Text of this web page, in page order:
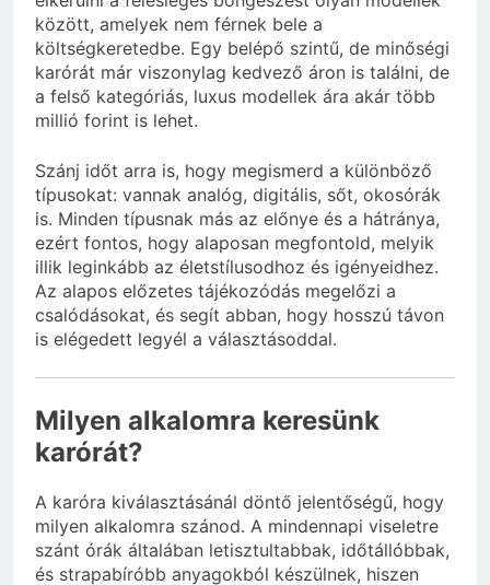
között, amelyek nem férnek bele a
költségkeretedbe. Egy belépő szintű, de minőségi
karórát már viszonylag kedvező áron is találni, de
a felső kategóriás, luxus modellek ára akár több
millió forint is lehet.
Szánj időt arra is, hogy megismerd a különböző
típusokat: vannak analóg, digitális, sőt, okosórák
is. Minden típusnak más az előnye és a hátránya,
ezért fontos, hogy alaposan megfontold, melyik
illik leginkább az életstílusodhoz és igényeidhez.
Az alapos előzetes tájékozódás megelőzi a
csalódásokat, és segít abban, hogy hosszú távon
is elégedett legyél a választásoddal.
Milyen alkalomra keresünk
karórát?
A karóra kiválasztásánál döntő jelentőségű, hogy
milyen alkalomra szánod. A mindennapi viseletre
szánt órák általában letisztultabbak, időtállóbbak,
és strapabíróbb anyagokból készülnek, hiszen